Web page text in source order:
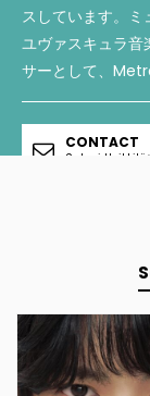
スしています。 ミ
ユヴァスキュラ音
サーとして、
CONTACT
Sakari Heikkilä